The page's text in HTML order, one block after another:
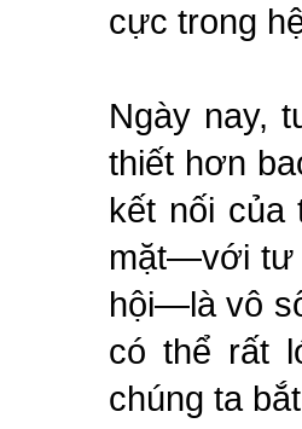
cực trong
Ngày nay,
thiết hơn
kết nối của
mặt—với tư
hội—là vô
có thể rất
chúng ta